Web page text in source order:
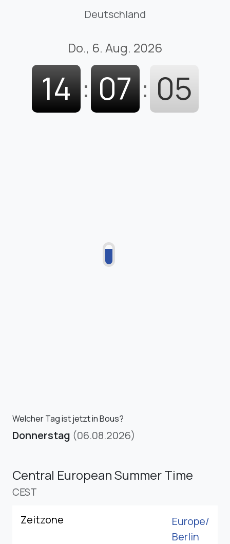
Deutschland
Do., 6. Aug. 2026
14 : 07 : 06
Welcher Tag ist jetzt in Bous?
Donnerstag (06.08.2026)
Central European Summer Time
CEST
Zeitzone
Europe/
Berlin